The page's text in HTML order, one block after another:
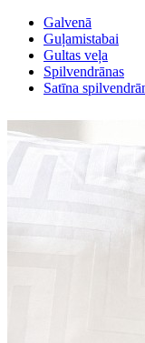
Galvenā
Guļamistabai
Gultas veļa
Spilvendrānas
Satīna